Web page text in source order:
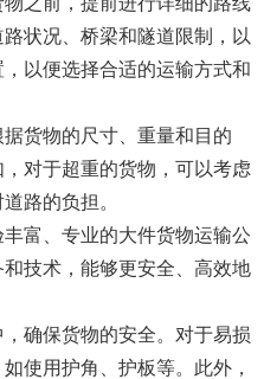
状况、桥梁和隧道限制，以
以便选择合适的运输方式和
货物的尺寸、重量和目的
对于超重的货物，可以考虑
路的负担。
富、专业的大件货物运输公
技术，能够更安全、高效地
确保货物的安全。对于易损
使用护角、护板等。此外，